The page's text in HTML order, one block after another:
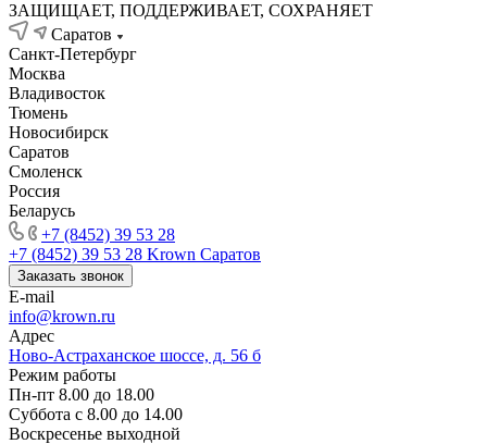
ЗАЩИЩАЕТ, ПОДДЕРЖИВАЕТ, СОХРАНЯЕТ
Саратов
Санкт-Петербург
Москва
Владивосток
Тюмень
Новосибирск
Саратов
Смоленск
Россия
Беларусь
+7 (8452) 39 53 28
+7 (8452) 39 53 28 Krown Саратов
Заказать звонок
E-mail
info@krown.ru
Адрес
Ново-Астраханское шоссе, д. 56 б
Режим работы
Пн-пт 8.00 до 18.00
Суббота с 8.00 до 14.00
Воскресенье выходной